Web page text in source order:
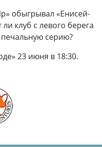
обыгрывал «Енисей-
клуб с левого берега
печальную серию?
23 июня в 18:30.